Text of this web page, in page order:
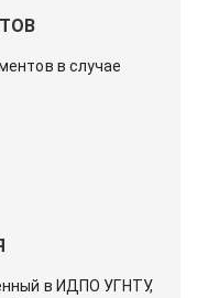
в случае
в ИДПО УГНТУ,